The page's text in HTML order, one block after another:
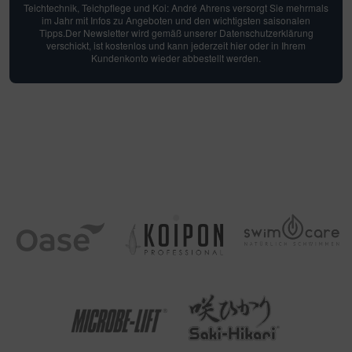
Teichtechnik, Teichpflege und Koi: André Ahrens versorgt Sie mehrmals
im Jahr mit Infos zu Angeboten und den wichtigsten saisonalen
Tipps.Der Newsletter wird gemäß unserer Datenschutzerklärung
verschickt, ist kostenlos und kann jederzeit hier oder in Ihrem
Kundenkonto wieder abbestellt werden.